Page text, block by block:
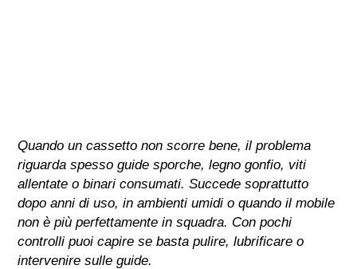
Quando un cassetto non scorre bene, il problema
riguarda spesso guide sporche, legno gonfio, viti
allentate o binari consumati. Succede soprattutto
dopo anni di uso, in ambienti umidi o quando il mobile
non è più perfettamente in squadra. Con pochi
controlli puoi capire se basta pulire, lubrificare o
intervenire sulle guide.